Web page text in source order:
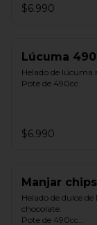
**FOTO
$6.990
Lúcuma
Helado de lúcuma
Pote de 490cc
$6.990
Manjar
Helado de dulce
chocolate.
Pote de 490cc